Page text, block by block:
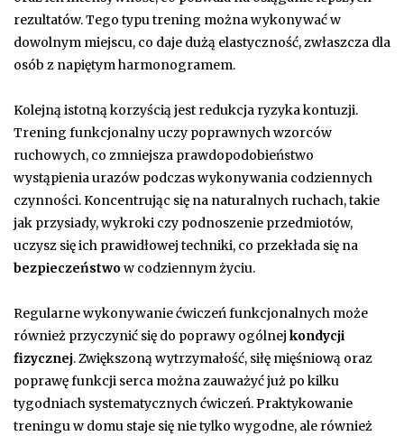
rezultatów. Tego typu trening można wykonywać w
dowolnym miejscu, co daje dużą elastyczność, zwłaszcza dla
osób z napiętym harmonogramem.
Kolejną istotną korzyścią jest redukcja ryzyka kontuzji.
Trening funkcjonalny uczy poprawnych wzorców
ruchowych, co zmniejsza prawdopodobieństwo
wystąpienia urazów podczas wykonywania codziennych
czynności. Koncentrując się na naturalnych ruchach, takie
jak przysiady, wykroki czy podnoszenie przedmiotów,
uczysz się ich prawidłowej techniki, co przekłada się na
bezpieczeństwow codziennym życiu.
Regularne wykonywanie ćwiczeń funkcjonalnych może
również przyczynić się do poprawy ogólnej kondycji
fizycznej. Zwiększoną wytrzymałość, siłę mięśniową oraz
poprawę funkcji serca można zauważyć już po kilku
tygodniach systematycznych ćwiczeń. Praktykowanie
treningu w domu staje się nie tylko wygodne, ale również